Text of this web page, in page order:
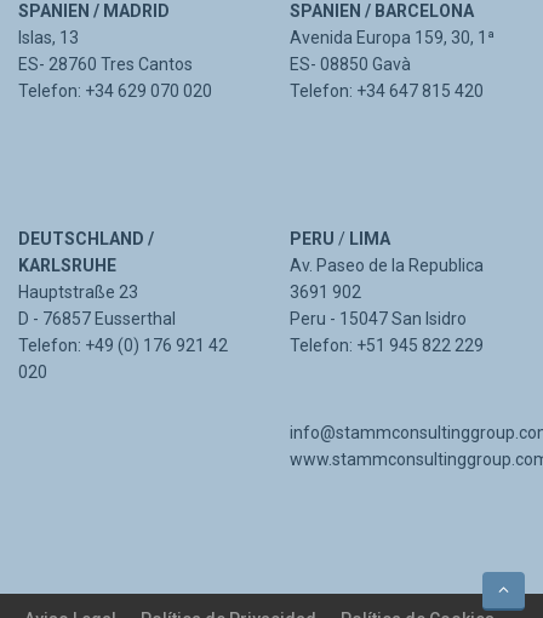
SPANIEN / MADRID
Islas, 13
ES- 28760 Tres Cantos
Telefon: +34 629 070 020
SPANIEN / BARCELONA
Avenida Europa 159, 30, 1ª
ES- 08850 Gavà
Telefon: +34 647 815 420
DEUTSCHLAND /
KARLSRUHE
Hauptstraße 23
D - 76857 Eusserthal
Telefon: +49 (0) 176 921 42
020
PERU / LIMA
Av. Paseo de la Republica
3691 902
Peru - 15047 San Isidro
Telefon: +51 945 822 229